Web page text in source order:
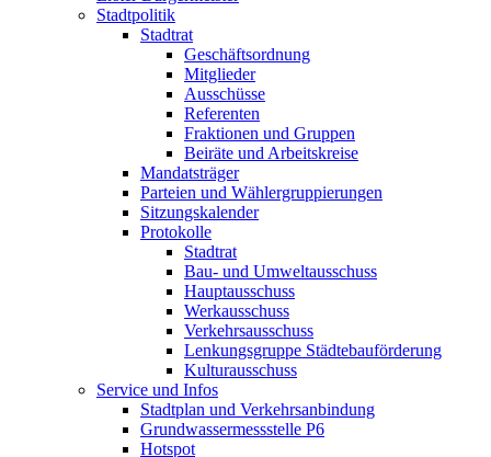
Stadtpolitik
Stadtrat
Geschäftsordnung
Mitglieder
Ausschüsse
Referenten
Fraktionen und Gruppen
Beiräte und Arbeitskreise
Mandatsträger
Parteien und Wählergruppierungen
Sitzungskalender
Protokolle
Stadtrat
Bau- und Umweltausschuss
Hauptausschuss
Werkausschuss
Verkehrsausschuss
Lenkungsgruppe Städtebauförderung
Kulturausschuss
Service und Infos
Stadtplan und Verkehrsanbindung
Grundwassermessstelle P6
Hotspot